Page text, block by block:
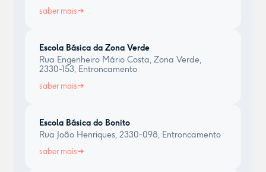
saber mais
Escola Básica da Zona Verde
Rua Engenheiro Mário Costa, Zona Verde,
2330-153, Entroncamento
saber mais
Escola Básica do Bonito
Rua João Henriques, 2330-098, Entroncamento
saber mais